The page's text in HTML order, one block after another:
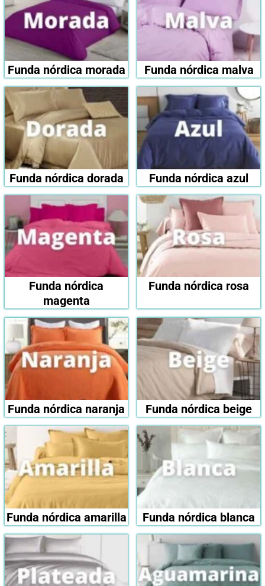
Funda nórdica morada Funda nórdica malva
Funda nórdica dorada Funda nórdica azul
Funda nórdica
magenta
Funda nórdica rosa
Funda nórdica naranja Funda nórdica beige
Funda nórdica amarilla Funda nórdica blanca